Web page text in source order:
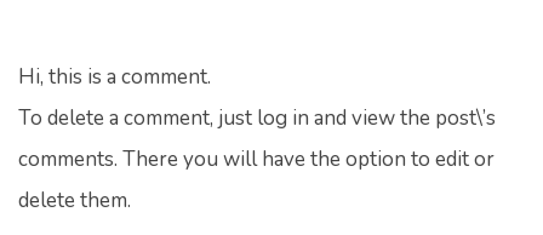
Hi, this is a comment.
To delete a comment, just log in and view the post\’s
comments. There you will have the option to edit or
delete them.